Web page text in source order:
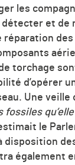
les
et de
réparation
torchage
d’opérer
Une
le
disposition
également